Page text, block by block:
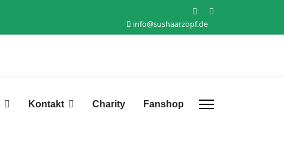
info@sushaarzopf.de
Kontakt Charity Fanshop